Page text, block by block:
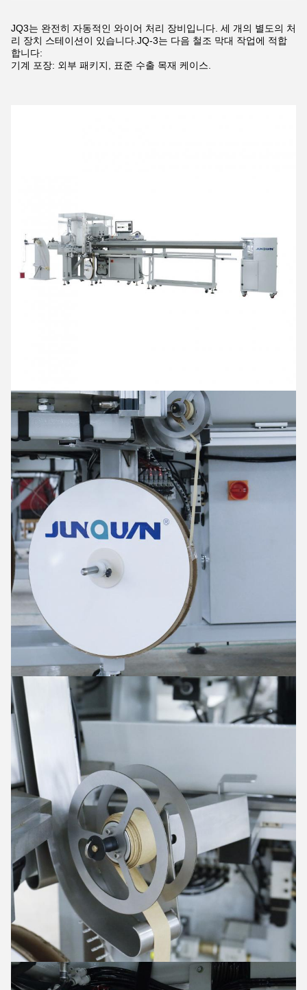
JQ3는 완전히 자동적인 와이어 처리 장비입니다. 세 개의 별도의 처
리 장치 스테이션이 있습니다.JQ-3는 다음 철조 막대 작업에 적합
합니다:
기계 포장: 외부 패키지, 표준 수출 목재 케이스.